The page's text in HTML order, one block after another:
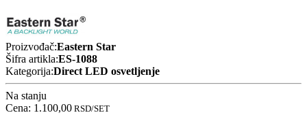
Proizvođač:Eastern Star
Šifra artikla:ES-1088
Kategorija:Direct LED osvetljenje
Na stanju
Cena: 1.100,00 RSD/SET